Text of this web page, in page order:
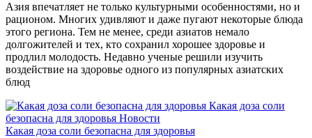
Азия впечатляет не только культурными особенностями, но и
рационом. Многих удивляют и даже пугают некоторые блюда
этого региона. Тем не менее, среди азиатов немало
долгожителей и тех, кто сохранил хорошее здоровье и
продлил молодость. Недавно ученые решили изучить
воздействие на здоровье одного из популярных азиатских
блюд
Какая доза соли
безопасна для здоровья Новости
Какая доза соли безопасна для здоровья